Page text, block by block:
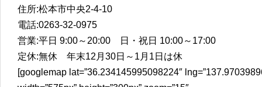
住所:松本市中央2-4-10
電話:0263-32-0975
営業:平日 9:00～20:00 日・祝日 10:00～17:00
定休:無休 年末12月30日～1月1日は休
[googlemap lat=”36.234145995098224″